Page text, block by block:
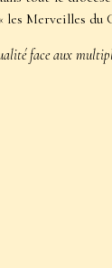
les Merveilles du
face aux